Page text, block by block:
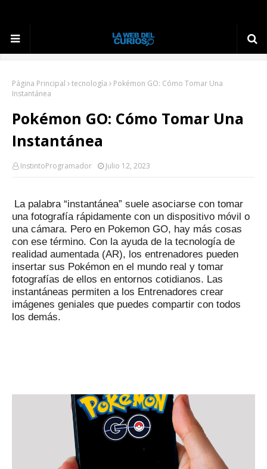
Página Principal tecnología
Pokémon GO: Cómo Tomar Una
Instantánea
Pokémon GO: Cómo Tomar Una
Instantánea
InstintoProgramador Julio 12, 2023
La palabra “instantánea” suele asociarse con tomar
una fotografía rápidamente con un dispositivo móvil o
una cámara. Pero en Pokemon GO, hay más cosas
con ese término. Con la ayuda de la tecnología de
realidad aumentada (AR), los entrenadores pueden
insertar sus Pokémon en el mundo real y tomar
fotografías de ellos en entornos cotidianos. Las
instantáneas permiten a los Entrenadores crear
imágenes geniales que puedes compartir con todos
los demás.